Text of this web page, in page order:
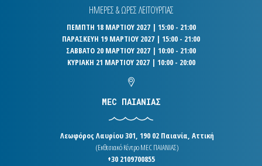
ΗΜΕΡΕΣ & ΩΡΕΣ ΛΕΙΤΟΥΡΓΙΑΣ
ΠΕΜΠΤΗ 18 ΜΑΡΤΙΟΥ 2027 | 15:00 - 21:00
ΠΑΡΑΣΚΕΥΗ 19 ΜΑΡΤΙΟΥ 2027 | 15:00 - 21:00
ΣΑΒΒΑΤΟ 20 ΜΑΡΤΙΟΥ 2027 | 10:00 - 21:00
ΚΥΡΙΑΚΗ 21 ΜΑΡΤΙΟΥ 2027 | 10:00 - 20:00
MEC ΠΑΙΑΝΙΑΣ
Λεωφόρος Λαυρίου 301, 190 02 Παιανία, Αττική
(Εκθεσιακό Κέντρο MEC ΠΑΙΑΝΙΑΣ)
+30 2109700855